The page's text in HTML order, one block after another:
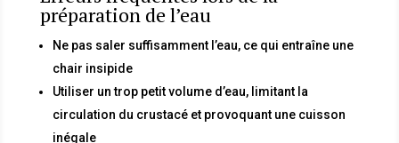
préparation de l’eau
Ne pas saler suffisamment l’eau, ce qui entraîne une
chair insipide
Utiliser un trop petit volume d’eau, limitant la
circulation du crustacé et provoquant une cuisson
inégale